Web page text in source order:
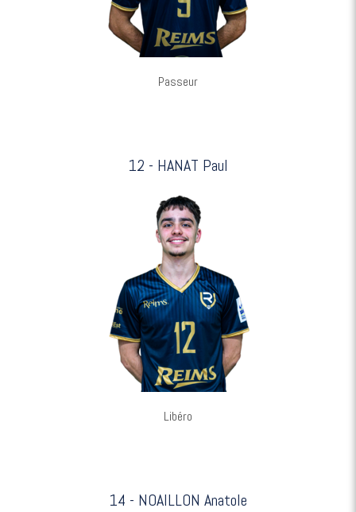
Passeur
12 - HANAT Paul
Libéro
14 - NOAILLON Anatole